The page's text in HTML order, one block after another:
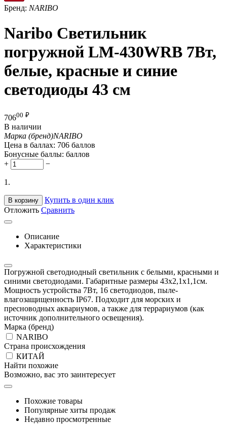
Бренд: NARIBO
Naribo Светильник
погружной LM-430WRB 7Вт,
белые, красные и синие
светодиоды 43 см
70600 ₽
В наличии
Марка (бренд)NARIBO
Цена в баллах: 706 баллов
Бонусные баллы: баллов
+
−
1.
В корзину
Купить в один клик
Отложить Сравнить
Описание
Характеристики
Погружной светодиодный светильник с белыми, красными и
синими светодиодами. Габаритные размеры 43х2,1х1,1см.
Мощность устройства 7Вт, 16 светодиодов, пыле-
влагозащищенность IP67. Подходит для морских и
пресноводных аквариумов, а также для террариумов (как
источник дополнительного освещения).
Марка (бренд)
NARIBO
Страна происхождения
КИТАЙ
Найти похожие
Возможно, вас это заинтересует
Похожие товары
Популярные хиты продаж
Недавно просмотренные